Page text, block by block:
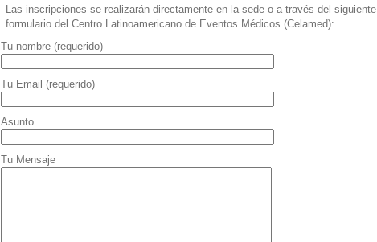
Las inscripciones se realizarán directamente en la sede o a través del siguiente
formulario del Centro Latinoamericano de Eventos Médicos (Celamed):
Tu nombre (requerido)
Tu Email (requerido)
Asunto
Tu Mensaje